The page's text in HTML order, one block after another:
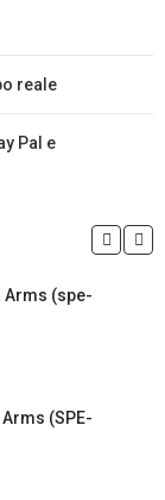
reale
Pal e
Arms (spe-
(SPE-